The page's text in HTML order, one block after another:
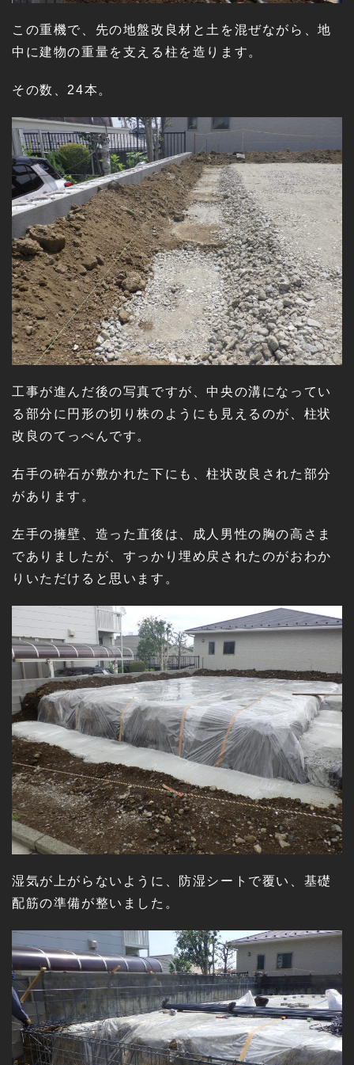
この重機で、先の地盤改良材と土を混ぜながら、地
中に建物の重量を支える柱を造ります。
その数、24本。
工事が進んだ後の写真ですが、中央の溝になってい
る部分に円形の切り株のようにも見えるのが、柱状
改良のてっぺんです。
右手の砕石が敷かれた下にも、柱状改良された部分
があります。
左手の擁壁、造った直後は、成人男性の胸の高さま
でありましたが、すっかり埋め戻されたのがおわか
りいただけると思います。
湿気が上がらないように、防湿シートで覆い、基礎
配筋の準備が整いました。